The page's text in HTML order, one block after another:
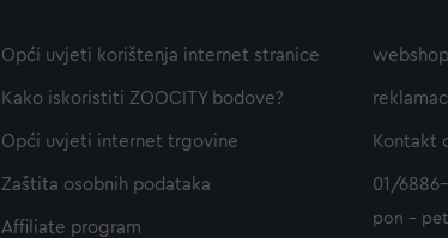
Opći uvjeti korištenja internet stranice
Kako iskoristiti ZOOCITY bodove?
Opći uvjeti internet trgovine
Zaštita osobnih podataka
Affiliate program
Kontakt
01/
pon -